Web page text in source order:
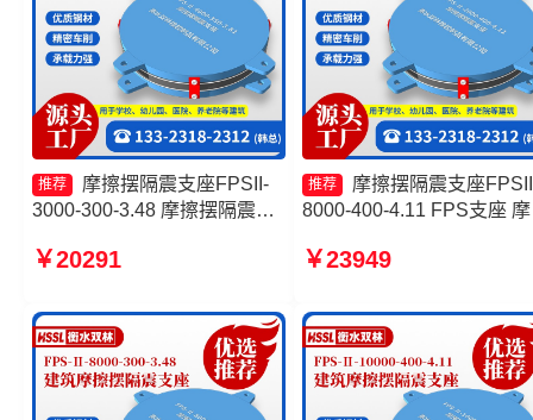
推荐
摩擦摆隔震支座FPSII-
3000-300-3.48 摩擦摆隔震支
工厂 摩擦摆隔震支座价格
￥20291
推荐
摩擦摆隔震支座
8000-400-4.11 FPS支座
3.81厂家 建筑摩擦摆隔震
￥23949